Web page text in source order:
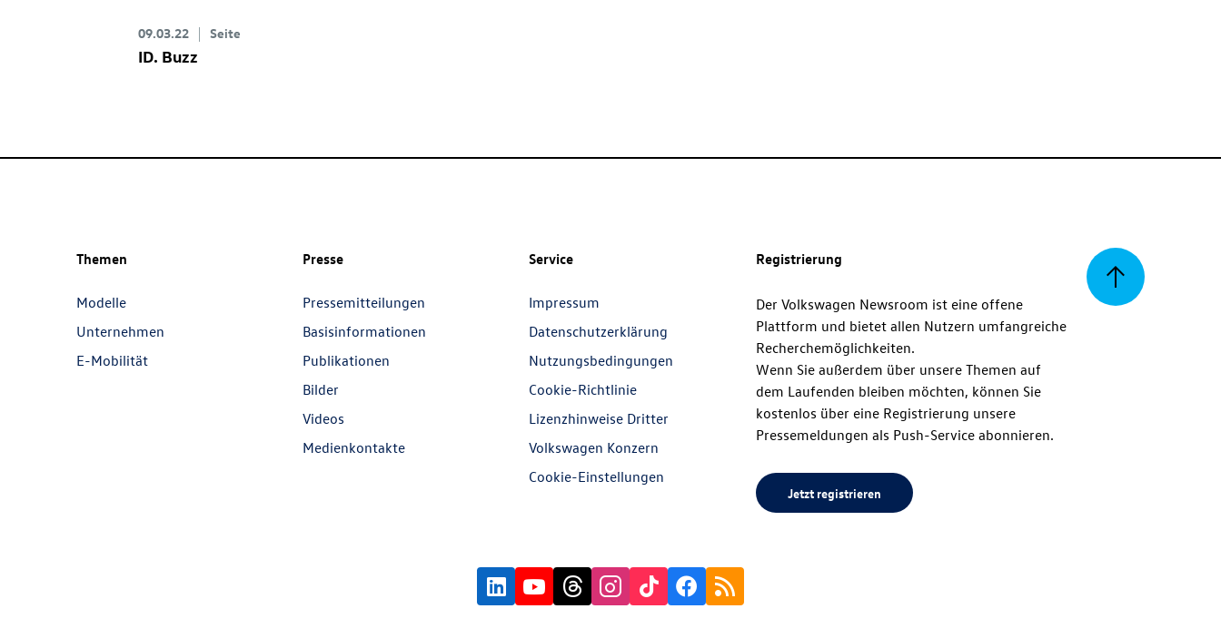
09.03.22 Seite
ID. Buzz
Zurück
Themen
Modelle
Unternehmen
E-Mobilität
Presse
Pressemitteilungen
Basisinformationen
Publikationen
Bilder
Videos
Medienkontakte
Service
Impressum
Datenschutzerklärung
Nutzungsbedingungen
Cookie-Richtlinie
Lizenzhinweise Dritter
Volkswagen Konzern
Cookie-Einstellungen
Registrierung
Der Volkswagen Newsroom ist eine offene
Plattform und bietet allen Nutzern umfangreiche
Recherchemöglichkeiten.
Wenn Sie außerdem über unsere Themen auf
dem Laufenden bleiben möchten, können Sie
kostenlos über eine Registrierung unsere
Pressemeldungen als Push-Service abonnieren.
Jetzt registrieren